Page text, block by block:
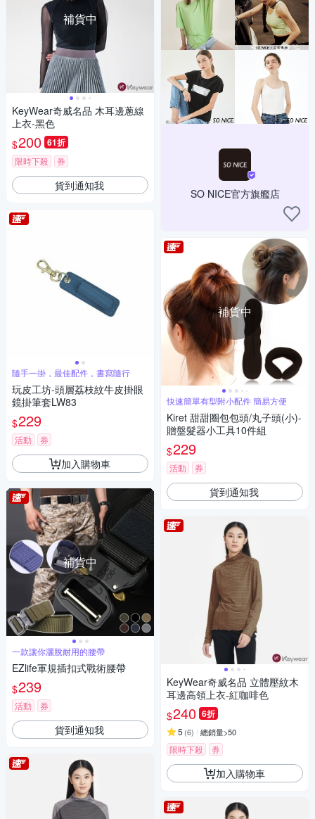
補貨中
KeyWear奇威名品 木耳邊蔥線
上衣-黑色
$200 61折
限時下殺 券
貨到通知我
隨手一掛，最佳配件，書寫隨行
玩皮工坊-頭層荔枝紋牛皮掛眼
鏡掛筆套LW83
$229
活動 券
加入購物車
補貨中
一款讓你灑脫耐用的腰帶
EZlife軍規插扣式戰術腰帶
$239
活動 券
貨到通知我
SO NICE官方旗艦店
補貨中
快速簡單有型附小配件 簡易方便
Kiret 甜甜圈包包頭/丸子頭(小)-
贈盤髮器小工具10件組
$229
活動 券
貨到通知我
KeyWear奇威名品 立體壓紋木
耳邊高領上衣-紅咖啡色
$240 6折
5 (6) 總銷量>50
限時下殺 券
加入購物車